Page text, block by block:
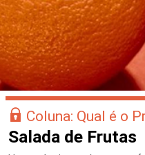
Coluna: Qual é o
Salada de Frutas